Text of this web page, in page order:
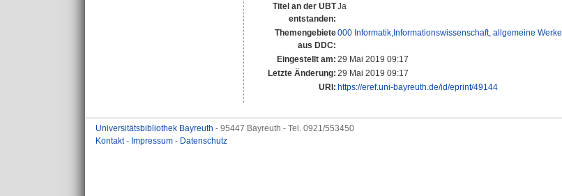
Titel an der UBT
entstanden:
Ja
Themengebiete
aus DDC:
000 Informatik,Informationswissenschaft, allgemeine Werke
Eingestellt am: 29 Mai 2019 09:17
Letzte Änderung: 29 Mai 2019 09:17
URI: https://eref.uni-bayreuth.de/id/eprint/49144
Universitätsbibliothek Bayreuth - 95447 Bayreuth - Tel. 0921/553450
Kontakt- Impressum - Datenschutz